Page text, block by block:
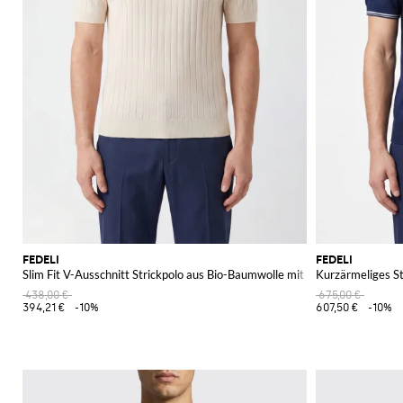
FEDELI
Slim Fit V-Ausschnitt Strickpolo aus Bio-Baumwolle mit kurzen Ärmeln
438,00 €
394,21 €
-10%
FEDELI
Kurzärmeliges
675,00 €
607,50 €
-10%